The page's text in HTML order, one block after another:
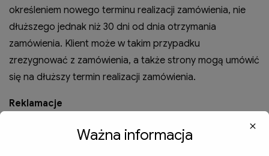
określeniem nowego terminu realizacji zamówienia, nie
dłuższego jednak niż 30 dni od dnia otrzymania
zamówienia. Klient może w takim przypadku
zrezygnować z zamówienia, a także strony mogą umówić
się na dłuższy termin realizacji zamówienia.
Reklamacje
Księgarnia OKiS zobowiązuje się dostarczyć Klientowi
zamówiony produkt bez wad fizycznych, zmniejszających
Ważna informacja